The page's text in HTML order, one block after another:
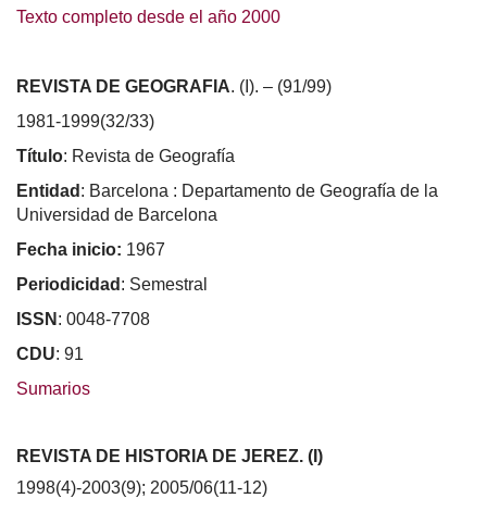
Texto completo desde el año 2000
REVISTA DE GEOGRAFIA. (I). – (91/99)
1981-1999(32/33)
Título: Revista de Geografía
Entidad : Barcelona : Departamento de Geografía de la
Universidad de Barcelona
Fecha inicio: 1967
Periodicidad : Semestral
ISSN : 0048-7708
CDU: 91
Sumarios
REVISTA DE HISTORIA DE JEREZ. (I)
1998(4)-2003(9); 2005/06(11-12)